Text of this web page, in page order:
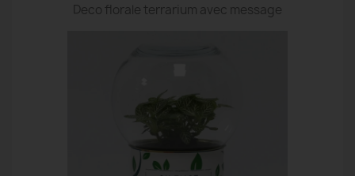
Deco florale terrarium avec message